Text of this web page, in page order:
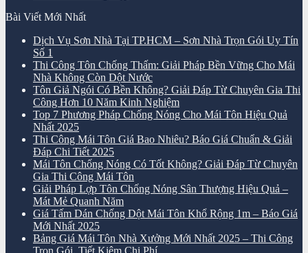
Bài Viết Mới Nhất
Dịch Vụ Sơn Nhà Tại TP.HCM – Sơn Nhà Trọn Gói Uy Tín
Số 1
Thi Công Tôn Chống Thấm: Giải Pháp Bền Vững Cho Mái
Nhà Không Còn Dột Nước
Tôn Giả Ngói Có Bền Không? Giải Đáp Từ Chuyên Gia Thi
Công Hơn 10 Năm Kinh Nghiệm
Top 7 Phương Pháp Chống Nóng Cho Mái Tôn Hiệu Quả
Nhất 2025
Thi Công Mái Tôn Giá Bao Nhiêu? Báo Giá Chuẩn & Giải
Đáp Chi Tiết 2025
Mái Tôn Chống Nóng Có Tốt Không? Giải Đáp Từ Chuyên
Gia Thi Công Mái Tôn
Giải Pháp Lợp Tôn Chống Nóng Sân Thượng Hiệu Quả –
Mát Mẻ Quanh Năm
Giá Tấm Dán Chống Dột Mái Tôn Khổ Rộng 1m – Báo Giá
Mới Nhất 2025
Bảng Giá Mái Tôn Nhà Xưởng Mới Nhất 2025 – Thi Công
Trọn Gói, Tiết Kiệm Chi Phí